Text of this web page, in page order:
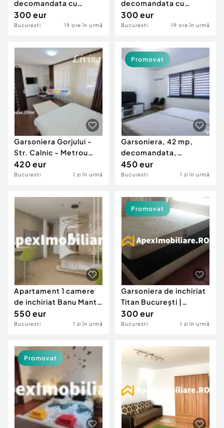
decomandata cu
centrala proprie
300 eur
Bucuresti 19 ore în urmă
decomandata cu
centrala proprie
300 eur
Bucuresti 19 ore în urmă
Garsoniera Gorjului -
Str. Calnic - Metrou
Gorjului
420 eur
Bucuresti 1 zi în urmă
Garsoniera, 42 mp,
decomandata,
bucatarie 11 mp,
mobilata...
450 eur
Bucuresti 1 zi în urmă
Promovat
Apartament 1 camere
de inchiriat Banu Manta
București | Ape
550 eur
Bucuresti 1 zi în urmă
Garsoniera de inchiriat
Titan București |
ApexImobiliare.ro
300 eur
Bucuresti 1 zi în urmă
Promovat
Promovat